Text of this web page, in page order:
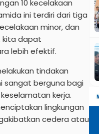
10 kecelakaan
ini terdiri dari tiga
minor, dan
kita dapat
lebih efektif.
tindakan
sangat berguna bagi
kerja.
lingkungan
cedera atau